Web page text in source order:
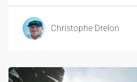
Christophe Drelon